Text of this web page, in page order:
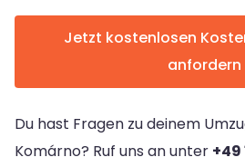
Jetzt kostenlosen
anfordern
Du hast Fragen zu deinem
Komárno? Ruf uns an unter +49